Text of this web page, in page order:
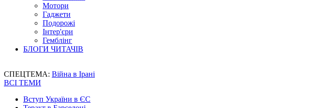
Мотори
Гаджети
Подорожі
Інтер'єри
Гемблінг
БЛОГИ ЧИТАЧІВ
СПЕЦТЕМА: Війна в Ірані
ВСІ ТЕМИ
Вступ України в ЄС